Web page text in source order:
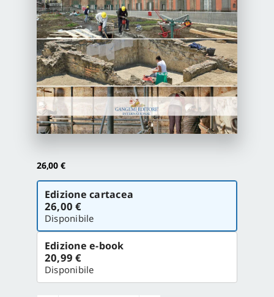
Proposte di pubblicazione
Gangemi Editore
Newsletter
26,00 €
Scegli
versione
Edizione cartacea
26,00 €
Disponibile
Edizione e-book
20,99 €
Disponibile